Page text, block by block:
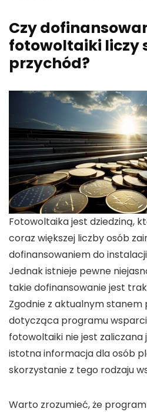
Czy
fotowoltaiki liczy
przychód?
Fotowoltaika jest dziedziną,
coraz większej liczby osób
dofinansowaniemdo
Jednak istnieje pewne
takiedofinansowaniejest
Zgodnie z aktualnym stanem
dotycząca programu
fotowoltaiki nie jest zaliczana
istotna informacja dla osób
skorzystanie z tego rodzaju
Warto zrozumieć, że